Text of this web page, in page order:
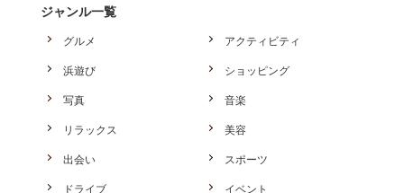
ジャンル一覧
グルメ アクティビティ
浜遊び ショッピング
写真 音楽
リラックス 美容
出会い スポーツ
ドライブ イベント